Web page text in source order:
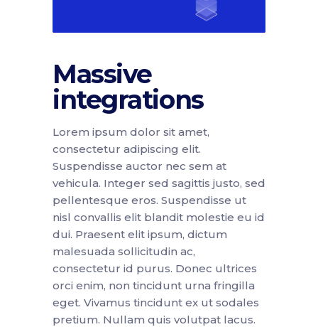
Massive
integrations
Lorem ipsum dolor sit amet,
consectetur adipiscing elit.
Suspendisse auctor nec sem at
vehicula. Integer sed sagittis justo, sed
pellentesque eros. Suspendisse ut
nisl convallis elit blandit molestie eu id
dui. Praesent elit ipsum, dictum
malesuada sollicitudin ac,
consectetur id purus. Donec ultrices
orci enim, non tincidunt urna fringilla
eget. Vivamus tincidunt ex ut sodales
pretium. Nullam quis volutpat lacus.